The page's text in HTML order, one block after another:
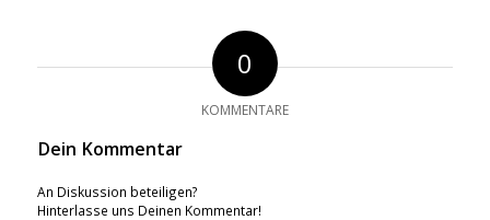
0
KOMMENTARE
Dein Kommentar
An Diskussion beteiligen?
Hinterlasse uns Deinen Kommentar!